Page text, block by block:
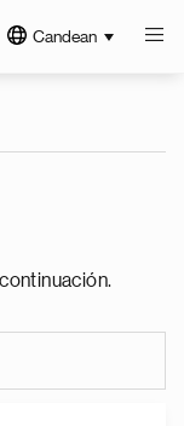
Candean